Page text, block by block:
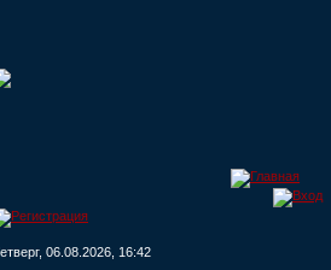
06.08.2026, 16:42